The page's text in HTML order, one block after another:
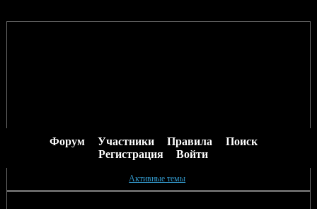
Форум Участники Правила
Поиск
Регистрация
Войти
Активные темы